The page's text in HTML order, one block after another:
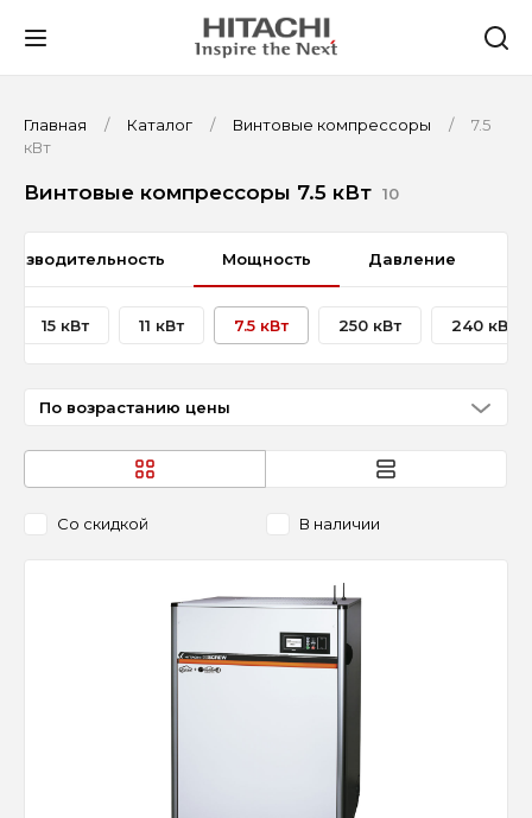
Главная Каталог Винтовые компрессоры
7.5
кВт
Винтовые компрессоры 7.5 кВт 10
Мощность Давление
15 кВт 11 кВт 7.5 кВт 250 кВт 240 кВт
По возрастанию цены
Со скидкой В наличии